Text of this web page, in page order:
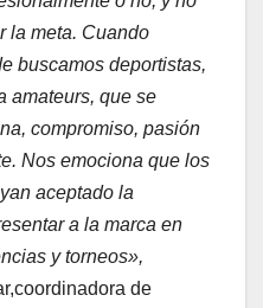
la meta. Cuando
buscamos deportistas,
amateurs, que se
compromiso, pasión
Nos emociona que los
aceptado la
a la marca en
y torneos»,
de